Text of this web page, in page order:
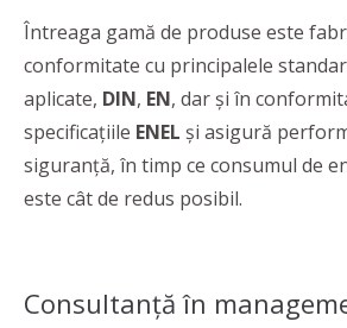
Întreaga gamă de produse este
conformitate cu principalele
aplicate, DIN, EN, dar și în
specificațiile ENEL și asigură
siguranță, în timp ce consumul de
este cât de redus posibil.
Consultanţă în